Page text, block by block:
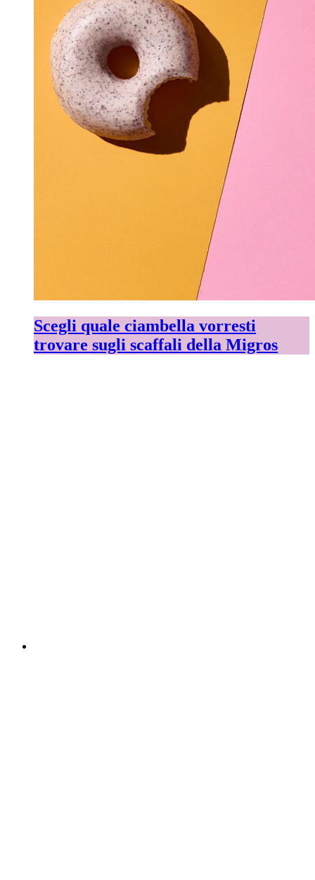
Scegli quale ciambella vorresti
trovare sugli scaffali della Migros